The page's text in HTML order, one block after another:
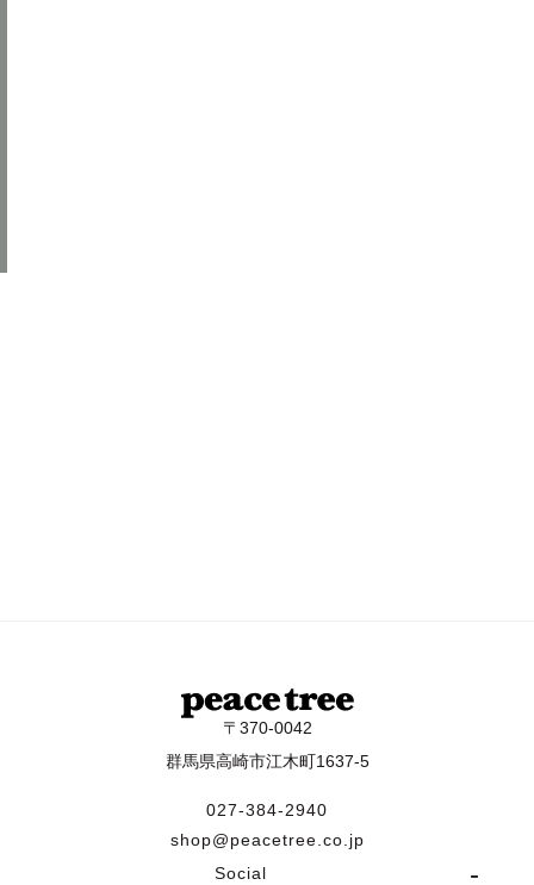
〒370-0042
群馬県高崎市江木町1637-5
027-384-2940
shop@peacetree.co.jp
Social